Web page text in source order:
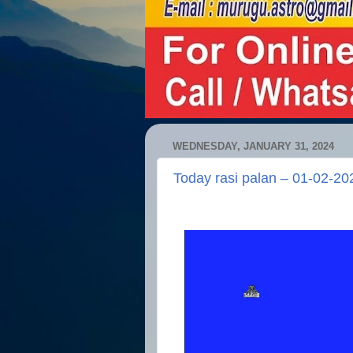
WEDNESDAY, JANUARY 31, 2024
Today rasi palan – 01-02-